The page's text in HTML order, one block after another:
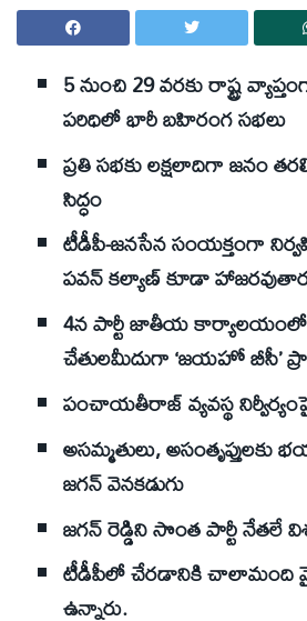
5 నుంచి 29 వరకు రాష్ట్ర
పరిధిలో భారీ బహిరంగ సభలు
ప్రతి సభకు లక్షలాదిగా జనం
సిద్ధం
టీడీపీ-జనసేన సంయక్తంగా
పవన్‌ కల్యాణ్‌ కూడా
4న పార్టీ జాతీయ కార్యాలయంలో
చేతులమీదుగా ‘జయహో బీసీ’
పంచాయతీరాజ్‌ వ్యవస్థ
అసమ్మతులు,
జగన్‌ వెనకడుగు
జగన్‌ రెడ్డిని సొంత పార్టీ నేతలే
టీడీపీలో చేరడానికి చాలామంది
ఉన్నారు.